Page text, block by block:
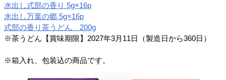
水出し式部の香り 5g×16p
水出し万葉の郷 5g×16p
式部の香り茶うどん 200g
※茶うどん【賞味期限】2027年3月11日（製造日から360日）
※箱入れ、包装込の商品です。